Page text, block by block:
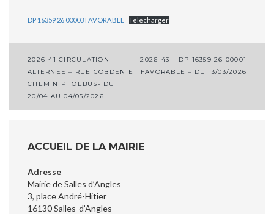
DP 16359 26 00003 FAVORABLE Télécharger
Navigation
de
l’article
2026-41 CIRCULATION
ALTERNEE – RUE COBDEN ET
CHEMIN PHOEBUS- DU
20/04 AU 04/05/2026
2026-43 – DP 16359 26 00001
FAVORABLE – DU 13/03/2026
ACCUEIL DE LA MAIRIE
Adresse
Mairie de Salles d’Angles
3, place André-Hitier
16130 Salles-d’Angles